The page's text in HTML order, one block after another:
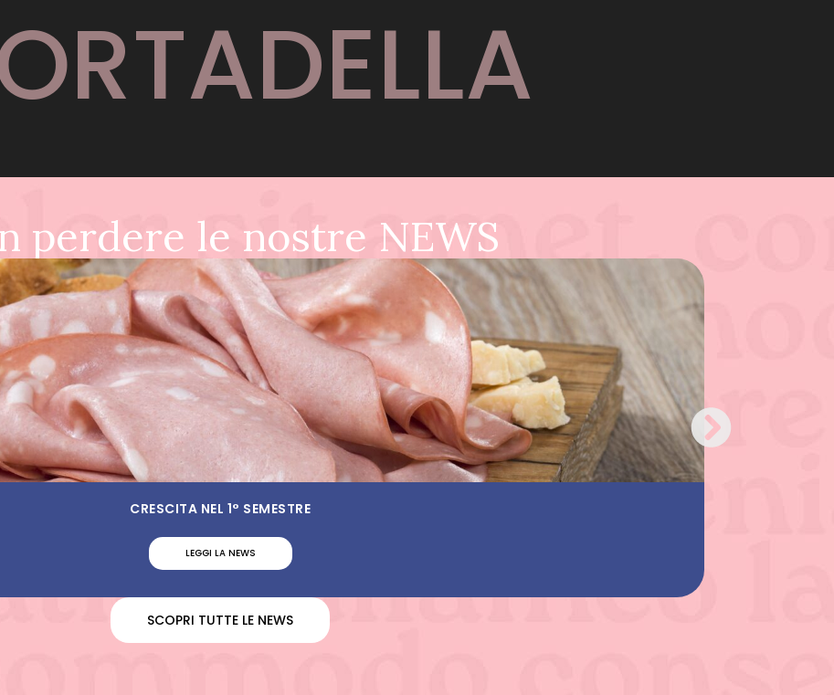
perdere le nostre NEWS
CRESCITA NEL 1° SEMESTRE
LEGGI LA NEWS
SCOPRI TUTTE LE NEWS